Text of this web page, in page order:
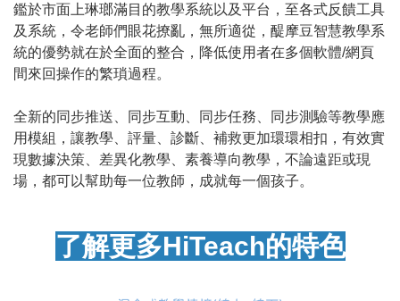
鑑於市面上琳瑯滿目的教學系統以及平台，至各式反饋工具
及系統，令老師們眼花撩亂，無所適從，醍摩豆智慧教學系
統的優勢就在於全面的整合，降低使用者在多個軟體/網頁
間來回操作的繁瑣過程。
全新的同步推送、同步互動、同步任務、同步測驗等教學應
用模組，讓教學、評量、診斷、補救更加環環相扣，有效實
現數據決策、差異化教學、素養導向教學，不論遠距或現
場，都可以幫助每一位教師，成就每一個孩子。
了解更多HiTeach的特色